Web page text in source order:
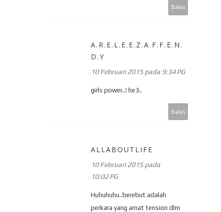
Balas
A.R.E.L.E.E.Z.A.F.F.E.N.
D.Y
10 Februari 2015 pada 9:34 PG
girls power..! he3..
Balas
ALLABOUTLIFE
10 Februari 2015 pada
10:02 PG
Huhuhuhu..berebut adalah
perkara yang amat tension dlm